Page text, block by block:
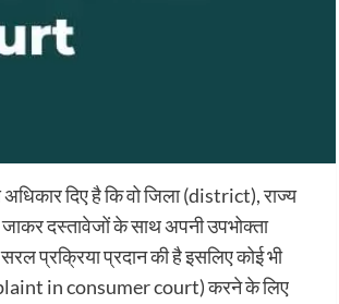
दिए है कि वो जिला (district), राज्य
दस्तावेजों के साथ अपनी उपभोक्ता
प्रक्रिया प्रदान की है इसलिए कोई भी
in consumer court) करने के लिए